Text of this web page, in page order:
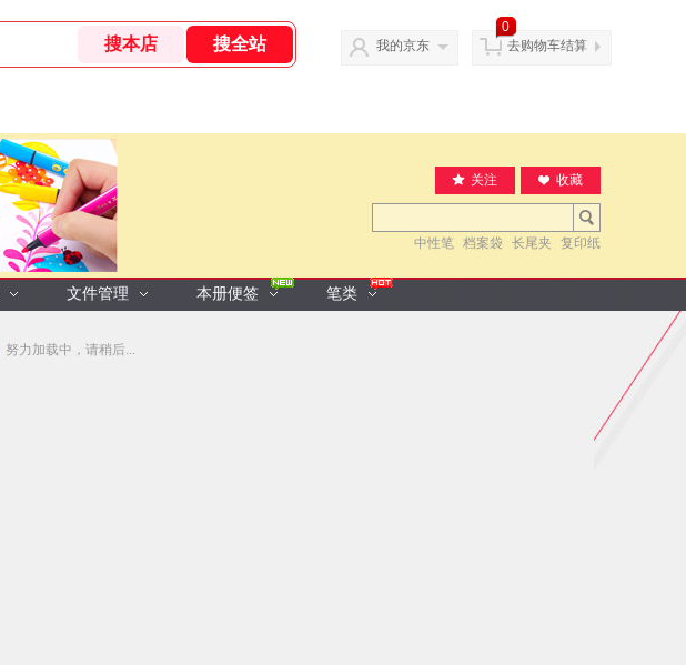
我的京东
0
去购物车结算
收藏
关注
中性笔 档案袋 长尾夹 复印纸
文件管理 本册便签 笔类
努力加载中，请稍后...